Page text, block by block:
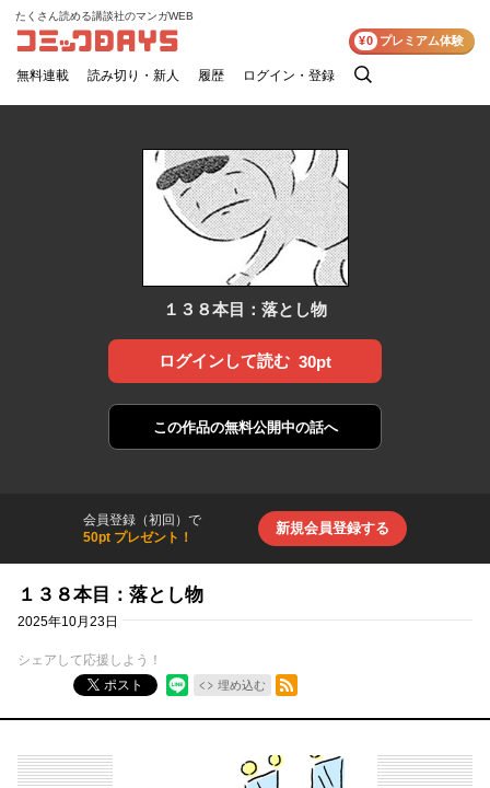
コミックDAYS
たくさん読める講談社のマンガWEB
無料連載 読み切り・新人 履歴 ログイン・登録
検
¥0 プレミアム体験
１３８本目：落とし物
ログインして読む 30pt
この作品の無料公開中の話へ
会員登録（初回）で
50pt プレゼント！
新規会員登録する
１３８本目：落とし物
2025年10月23日
シェアして応援しよう！
ポスト
埋め込む
RSSフィード